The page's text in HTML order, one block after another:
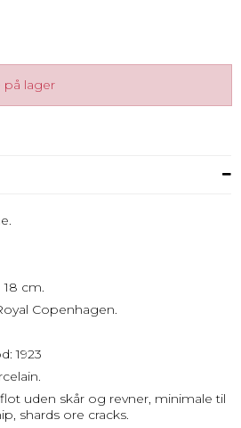
på lager
cm.
Copenhagen.
1923
uden skår og revner, minimale til
shards ore cracks.